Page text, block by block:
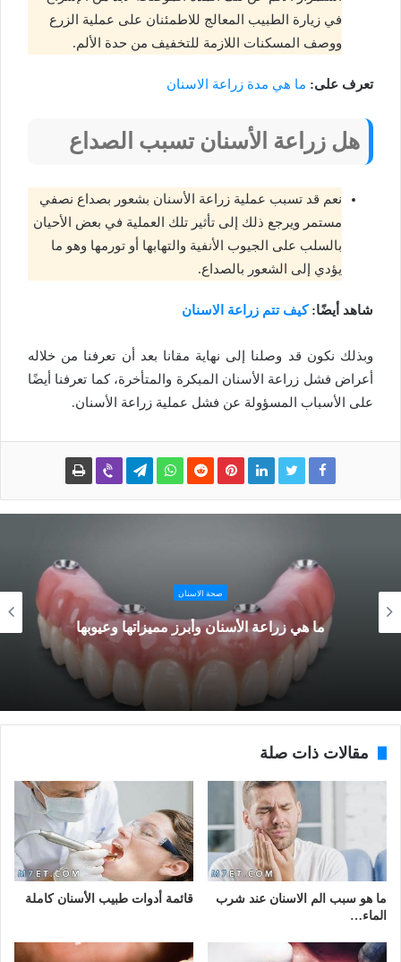
في زيارة الطبيب المعالج للاطمئنان على عملية الزرع
ووصف المسكنات اللازمة للتخفيف من حدة الألم.
تعرف على: ما هي مدة زراعة الاسنان
هل زراعة الأسنان تسبب الصداع
نعم قد تسبب عملية زراعة الأسنان بشعور بصداع نصفي
مستمر ويرجع ذلك إلى تأثير تلك العملية في بعض الأحيان
بالسلب على الجيوب الأنفية والتهابها أو تورمها وهو ما
يؤدي إلى الشعور بالصداع.
شاهد أيضًا:كيف تتم زراعة الاسنان
وبذلك نكون قد وصلنا إلى نهاية مقانا بعد أن تعرفنا من خلاله
أعراض فشل زراعة الأسنان المبكرة والمتأخرة، كما تعرفنا أيضًا
على الأسباب المسؤولة عن فشل عملية زراعة الأسنان.
صحة الاسنان
ما هي زراعة الأسنان وأبرز مميزاتها وعيوبها
مقالات ذات صلة
ما هو سبب الم الاسنان عند شرب
الماء…
قائمة أدوات طبيب الأسنان كاملة